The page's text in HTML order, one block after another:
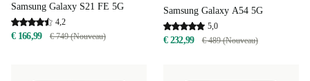
Samsung Galaxy S21 FE 5G
4,2
€ 166,99 € 749 (Nouveau)
Samsung Galaxy A54 5G
5,0
€ 232,99 € 489 (Nouveau)